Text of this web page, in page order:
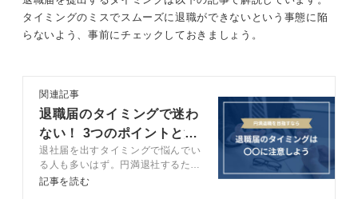
タイミングのミスでスムーズに退職ができないという事態に陥
らないよう、事前にチェックしておきましょう。
関連記事
退職届のタイミングで迷わ
ない！ 3つのポイントと注
意点を解説
退社届を出すタイミングで悩んでい
る人も多いはず。円満退社するため
には規則やマナーを理解し、厳守す
記事を読む